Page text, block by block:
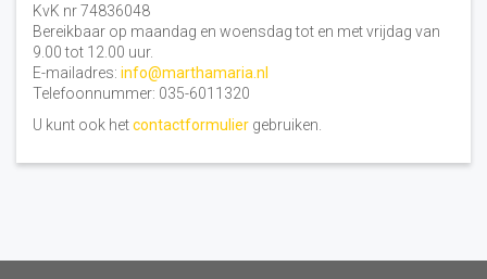
KvK nr 74836048
Bereikbaar op maandag en woensdag tot en met vrijdag van
9.00 tot 12.00 uur.
E-mailadres: info@marthamaria.nl
Telefoonnummer: 035-6011320
U kunt ook hetcontactformulier gebruiken.